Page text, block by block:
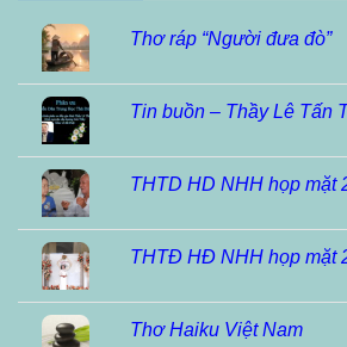
Thơ ráp “Người đưa đò”
Tin buồn – Thầy Lê Tấn
THTD HD NHH họp mặt
THTĐ HĐ NHH họp mặt
Thơ Haiku Việt Nam